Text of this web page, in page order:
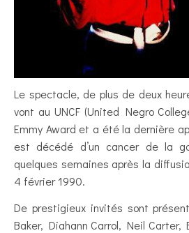
Le spectacle, de plus de deux
vont au UNCF (United Negro
Emmy Award et a été la dernière
est décédé d’un cancer de la
quelques semaines après la
4 février 1990.
De prestigieux invités sont
Baker, Diahann Carrol, Neil Carter,